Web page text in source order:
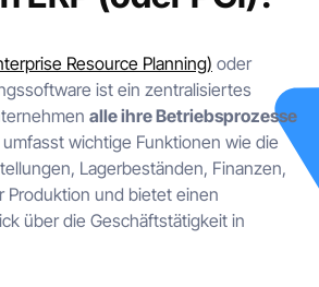
Resource Planning) oder
ist ein zentralisiertes
alle ihre Betriebsprozesse
wichtige Funktionen wie die
Lagerbeständen, Finanzen,
Produktion und bietet einen
über die Geschäftstätigkeit in